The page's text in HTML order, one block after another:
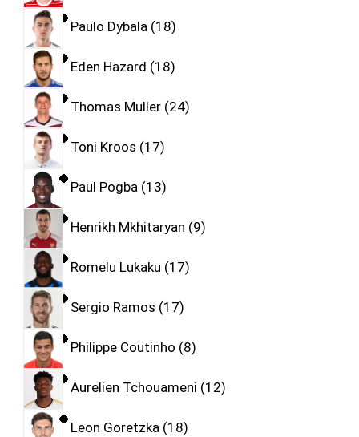
Paulo Dybala 18
Eden Hazard 18
Thomas Muller 24
Toni Kroos 17
Paul Pogba 13
Henrikh Mkhitaryan 9
Romelu Lukaku 17
Sergio Ramos 17
Philippe Coutinho 8
Aurelien Tchouameni 12
Leon Goretzka 18